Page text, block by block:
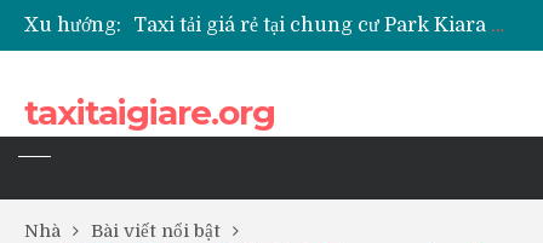
Xu hướng:
Taxi tải giá rẻ tại chung cư Park Kiara Hà Đông
Taxi tải giá rẻ tại chung cư Grande Park Phú Lãm
taxitaigiare.org
Nhà
Bài viết nổi bật